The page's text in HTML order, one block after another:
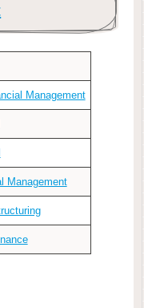
Management
Management